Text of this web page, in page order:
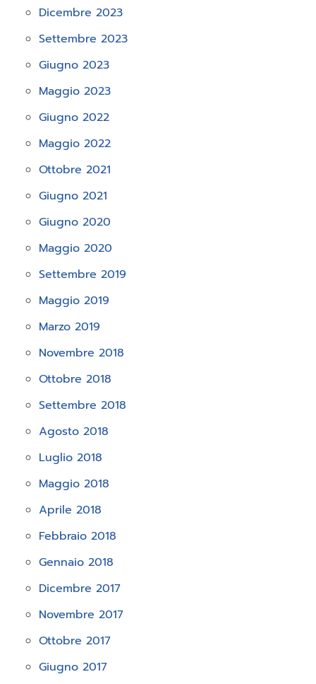
Dicembre 2023
Settembre 2023
Giugno 2023
Maggio 2023
Giugno 2022
Maggio 2022
Ottobre 2021
Giugno 2021
Giugno 2020
Maggio 2020
Settembre 2019
Maggio 2019
Marzo 2019
Novembre 2018
Ottobre 2018
Settembre 2018
Agosto 2018
Luglio 2018
Maggio 2018
Aprile 2018
Febbraio 2018
Gennaio 2018
Dicembre 2017
Novembre 2017
Ottobre 2017
Giugno 2017